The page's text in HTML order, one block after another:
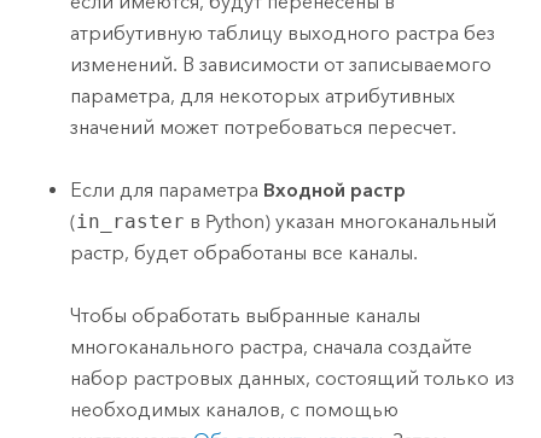
атрибутивную таблицу выходного растра без
изменений. В зависимости от записываемого
параметра, для некоторых атрибутивных
значений может потребоваться пересчет.
Если для параметра Входной растр
(in_raster в Python) указан многоканальный
растр, будет обработаны все каналы.
Чтобы обработать выбранные каналы
многоканального растра, сначала создайте
набор растровых данных, состоящий только из
необходимых каналов, с помощью